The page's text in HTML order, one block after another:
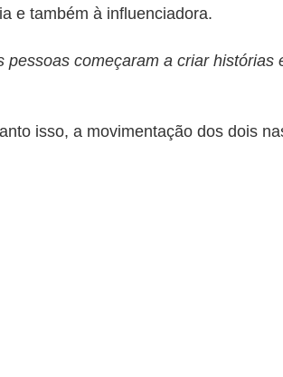
e também à influenciadora.
começaram a criar
isso, a movimentação dos dois